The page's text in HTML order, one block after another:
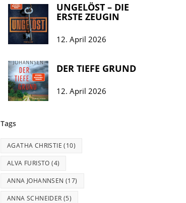
UNGELÖST – DIE
ERSTE ZEUGIN
12. April 2026
DER TIEFE GRUND
12. April 2026
Tags
AGATHA CHRISTIE (10)
ALVA FURISTO (4)
ANNA JOHANNSEN (17)
ANNA SCHNEIDER (5)